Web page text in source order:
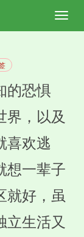
的恐惧
界，以及
喜欢逃
想一辈子
就好，虽
立生活又